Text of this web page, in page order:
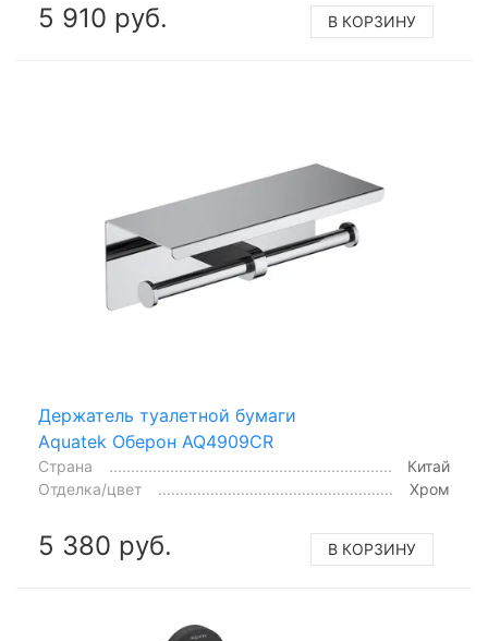
5 910 руб. В КОРЗИНУ
Держатель туалетной бумаги
Aquatek Оберон AQ4909CR
Страна
Китай
Отделка/цвет
Хром
5 380 руб. В КОРЗИНУ